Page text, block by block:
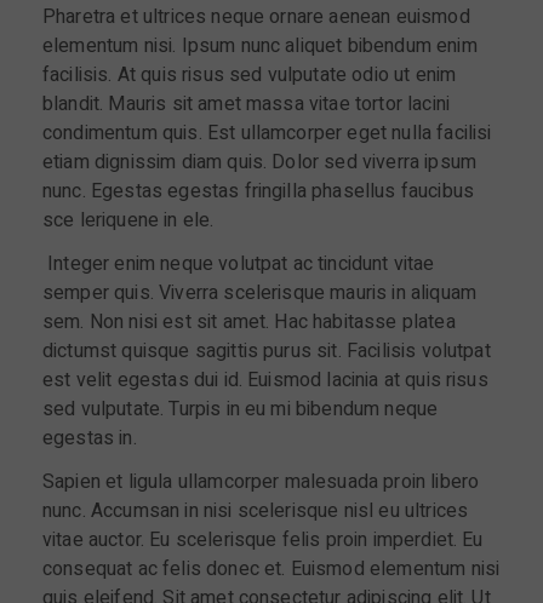
Pharetra et ultrices neque ornare aenean euismod
elementum nisi. Ipsum nunc aliquet bibendum enim
facilisis. At quis risus sed vulputate odio ut enim
blandit. Mauris sit amet massa vitae tortor lacini
condimentum quis. Est ullamcorper eget nulla facilisi
etiam dignissim diam quis. Dolor sed viverra ipsum
nunc. Egestas egestas fringilla phasellus faucibus
sce leriquene in ele.
Integer enim neque volutpat ac tincidunt vitae
semper quis. Viverra scelerisque mauris in aliquam
sem. Non nisi est sit amet. Hac habitasse platea
dictumst quisque sagittis purus sit. Facilisis volutpat
est velit egestas dui id. Euismod lacinia at quis risus
sed vulputate. Turpis in eu mi bibendum neque
egestas in.
Sapien et ligula ullamcorper malesuada proin libero
nunc. Accumsan in nisi scelerisque nisl eu ultrices
vitae auctor. Eu scelerisque felis proin imperdiet. Eu
consequat ac felis donec et. Euismod elementum nisi